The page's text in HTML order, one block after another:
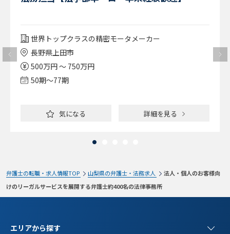
世界トップクラスの精密モータメーカー
長野県上田市
500万円 ～ 750万円
50期〜77期
気になる 詳細を見る
弁護士の転職・求人情報TOP 山梨県の弁護士・法務求人
法人・個人のお客様向
けのリーガルサービスを展開する弁護士約400名の法律事務所
エリアから探す